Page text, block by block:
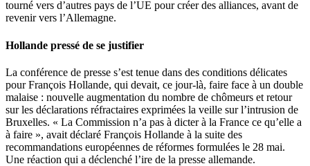
tourné vers d’autres pays de l’UE pour créer des alliances, avant de
revenir vers l’Allemagne.
Hollande pressé de se justifier
La conférence de presse s’est tenue dans des conditions délicates
pour François Hollande, qui devait, ce jour-là, faire face à un double
malaise : nouvelle augmentation du nombre de chômeurs et retour
sur les déclarations réfractaires exprimées la veille sur l’intrusion de
Bruxelles. « La Commission n’a pas à dicter à la France ce qu’elle a
à faire », avait déclaré François Hollande à la suite des
recommandations européennes de réformes formulées le 28 mai.
Une réaction qui a déclenché l’ire de la presse allemande.